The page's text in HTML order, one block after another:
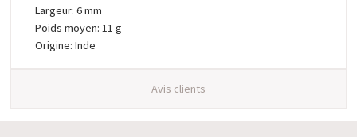
Largeur: 6 mm
Poids moyen: 11 g
Origine: Inde
Avis clients